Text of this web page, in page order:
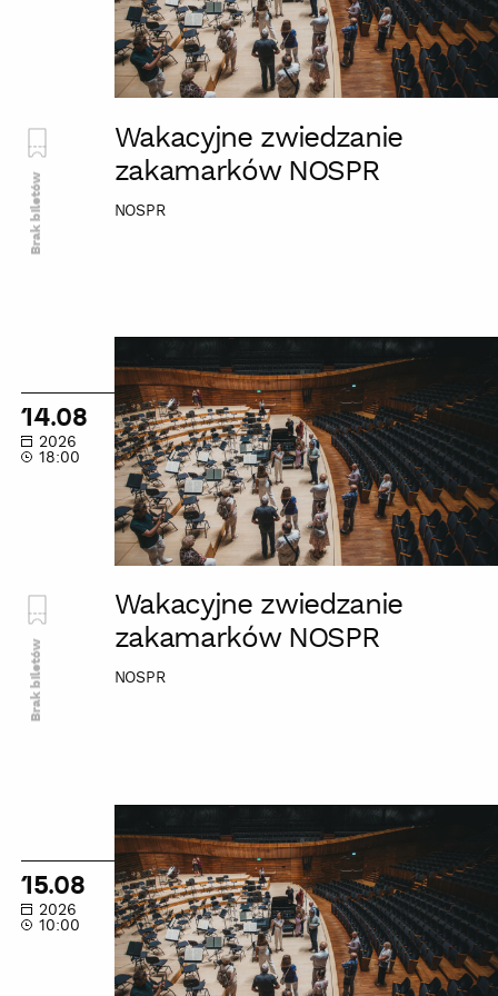
Wakacyjne zwiedzanie
zakamarków NOSPR
NOSPR
Brak biletów
zwiedzanie
zakamarków
NOSPR
14.08
2026
18:00
Wakacyjne zwiedzanie
zakamarków NOSPR
NOSPR
Brak biletów
zwiedzanie
zakamarków
NOSPR
15.08
2026
10:00